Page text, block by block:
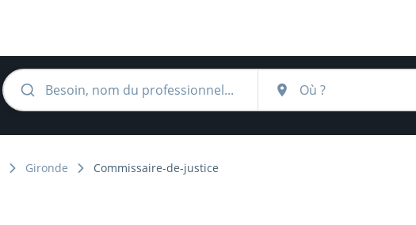
Gironde Commissaire-de-justice